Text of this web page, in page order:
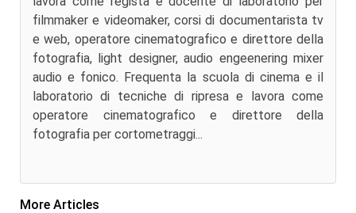
filmmaker e videomaker, corsi di documentarista tv
e web, operatore cinematografico e direttore della
fotografia, light designer, audio engeenering mixer
audio e fonico. Frequenta la scuola di cinema e il
laboratorio di tecniche di ripresa e lavora come
operatore cinematografico e direttore della
fotografia per cortometraggi...
More Articles